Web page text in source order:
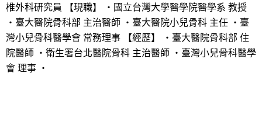
椎外科研究員 【現職】 ・國立台灣大學醫學院醫學系 教授
・臺大醫院骨科部 主治醫師 ・臺大醫院小兒骨科 主任 ・臺
灣小兒骨科醫學會 常務理事 【經歷】 ・臺大醫院骨科部 住
院醫師 ・衛生署台北醫院骨科 主治醫師 ・臺灣小兒骨科醫學
會 理事 ・